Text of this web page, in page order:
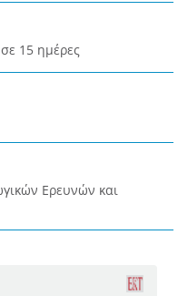
15 ημέρες
Ερευνών και